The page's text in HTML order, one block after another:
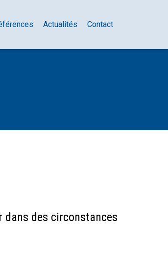
Actualités Contact
des circonstances